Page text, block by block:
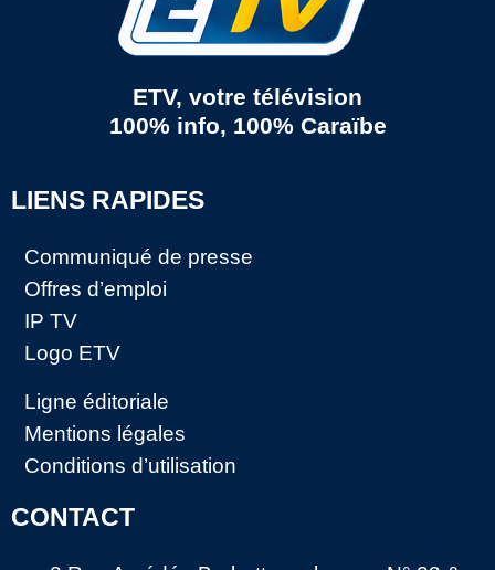
ETV, votre télévision
100% info, 100% Caraïbe
LIENS RAPIDES
Communiqué de presse
Offres d’emploi
IP TV
Logo ETV
Ligne éditoriale
Mentions légales
Conditions d’utilisation
CONTACT